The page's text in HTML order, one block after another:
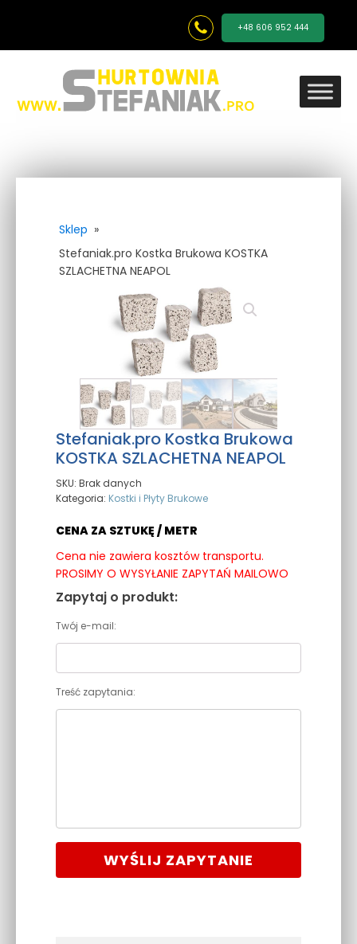
+48 606 952 444
Sklep »
Stefaniak.pro Kostka Brukowa KOSTKA
SZLACHETNA NEAPOL
Stefaniak.pro Kostka Brukowa
KOSTKA SZLACHETNA NEAPOL
SKU: Brak danych
Kategoria: Kostki i Płyty Brukowe
CENA ZA SZTUKĘ / METR
Cena nie zawiera kosztów transportu.
PROSIMY O WYSYŁANIE ZAPYTAŃ MAILOWO
Zapytaj o produkt:
Twój e-mail:
Treść zapytania:
WYŚLIJ ZAPYTANIE